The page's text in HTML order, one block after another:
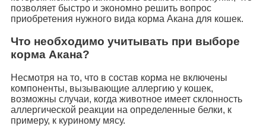
позволяет быстро и экономно решить вопрос
приобретения нужного вида корма Акана для кошек.
Что необходимо учитывать при выборе
корма Акана?
Несмотря на то, что в состав корма не включены
компоненты, вызывающие аллергию у кошек,
возможны случаи, когда животное имеет склонность
аллергической реакции на определенные белки, к
примеру, к куриному мясу.